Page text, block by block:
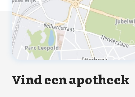
Vind een apotheek